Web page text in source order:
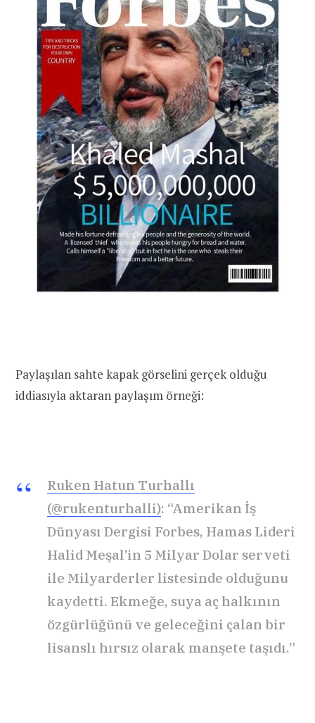
Paylaşılan sahte kapak görselini gerçek olduğu
iddiasıyla aktaran paylaşım örneği:
Ruken Hatun Turhallı
(@rukenturhalli): “Amerikan İş
Dünyası Dergisi Forbes, Hamas Lideri
Halid Meşal’in 5 Milyar Dolar serveti
ile Milyarderler listesinde olduğunu
kaydetti. Ekmeğe, suya aç halkının
özgürlüğünü ve geleceğini çalan bir
lisanslı hırsız olarak manşete taşıdı.”